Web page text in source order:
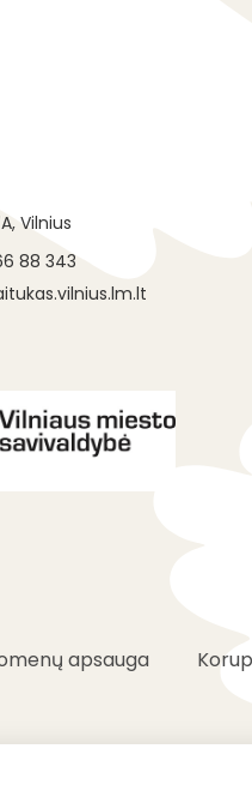
Vilnius
88 343
apsauga